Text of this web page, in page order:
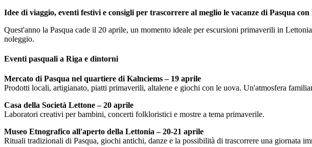
Idee di viaggio, eventi festivi e consigli per trascorrere al meglio le vacanze di Pasqua
Quest'anno la Pasqua cade il 20 aprile, un momento ideale per escursioni primaverili in
noleggio.
Eventi pasquali a Riga e dintorni
Mercato di Pasqua nel quartiere di Kalnciems – 19 aprile
Prodotti locali, artigianato, piatti primaverili, altalene e giochi con le uova. Un'atmosfera
Casa della Società Lettone – 20 aprile
Laboratori creativi per bambini, concerti folkloristici e mostre a tema primaverile.
Museo Etnografico all'aperto della Lettonia – 20-21 aprile
Rituali tradizionali di Pasqua, giochi antichi, danze e la possibilità di trascorrere una giornata